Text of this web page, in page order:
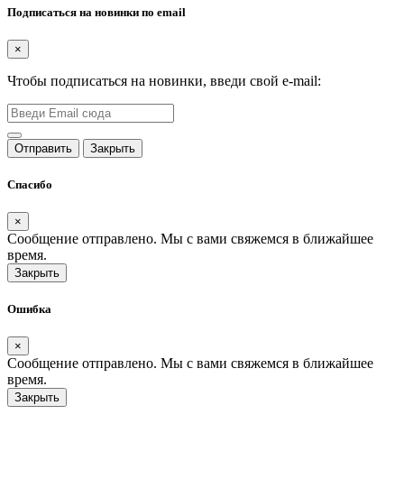
Подписаться на новинки по email
×
Чтобы подписаться на новинки, введи свой e-mail:
Отправить Закрыть
Спасибо
×
Сообщение отправлено. Мы с вами свяжемся в ближайшее
время.
Закрыть
Ошибка
×
Сообщение отправлено. Мы с вами свяжемся в ближайшее
время.
Закрыть